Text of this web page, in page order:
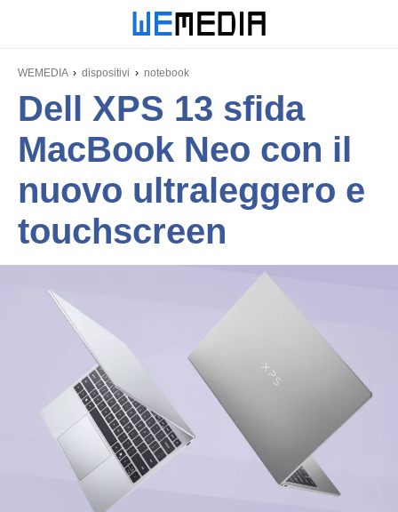
WEMEDIA dispositivi notebook
Dell XPS 13 sfida
MacBook Neo con il
nuovo ultraleggero e
touchscreen